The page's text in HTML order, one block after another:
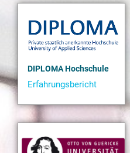
DIPLOMA Hochschule
Erfahrungsbericht